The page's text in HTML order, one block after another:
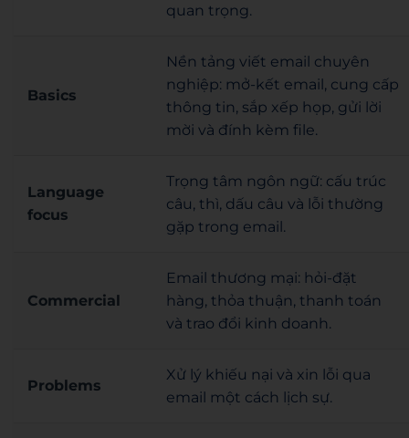
quan trọng.
Basics
Nền tảng viết email chuyên
nghiệp: mở-kết email, cung cấp
thông tin, sắp xếp họp, gửi lời
mời và đính kèm file.
Language
focus
Trọng tâm ngôn ngữ: cấu trúc
câu, thì, dấu câu và lỗi thường
gặp trong email.
Commercial
Email thương mại: hỏi-đặt
hàng, thỏa thuận, thanh toán
và trao đổi kinh doanh.
Problems
Xử lý khiếu nại và xin lỗi qua
email một cách lịch sự.